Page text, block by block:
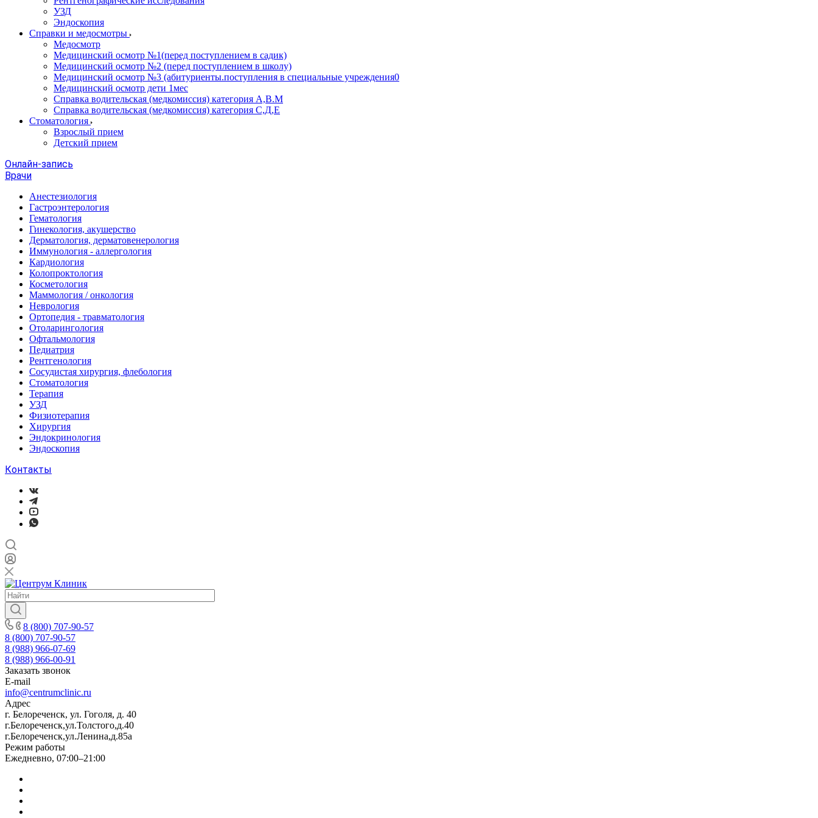
УЗД
Эндоскопия
Справки и медосмотры
Медосмотр
Медицинский осмотр №1(перед поступлением в садик)
Медицинский осмотр №2 (перед поступлением в школу)
Медицинский осмотр №3 (абитуриенты.поступления в специальные учреждения0
Медицинский осмотр дети 1мес
Справка водительская (медкомиссия) категория А,В.М
Справка водительская (медкомиссия) категория С,Д,Е
Стоматология
Взрослый прием
Детский прием
Онлайн-запись
Врачи
Анестезиология
Гастроэнтерология
Гематология
Гинекология, акушерство
Дерматология, дерматовенерология
Иммунология - аллергология
Кардиология
Колопроктология
Косметология
Маммология / онкология
Неврология
Ортопедия - травматология
Отоларингология
Офтальмология
Педиатрия
Рентгенология
Сосудистая хирургия, флебология
Стоматология
Терапия
УЗД
Физиотерапия
Хирургия
Эндокринология
Эндоскопия
Контакты
8 (800) 707-90-57
8 (800) 707-90-57
8 (988) 966-07-69
8 (988) 966-00-91
Заказать звонок
E-mail
info@centrumclinic.ru
Адрес
г. Белореченск, ул. Гоголя, д. 40
г.Белореченск,ул.Толстого,д.40
г.Белореченск,ул.Ленина,д.85а
Режим работы
Ежедневно, 07:00–21:00